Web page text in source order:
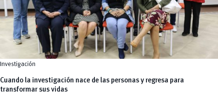
Investigación
Cuando la investigación nace de las personas y regresa para
transformar sus vidas